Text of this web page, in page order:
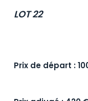
LOT 22
Prix de départ :